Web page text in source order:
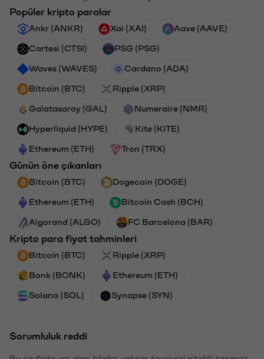
Popüler kripto paralar
Ankr (ANKR) Xai (XAI) Aave (AAVE)
Cartesi (CTSI) PSG (PSG)
Waves (WAVES) Cardano (ADA)
Bitcoin (BTC) Ripple (XRP)
Galatasaray (GAL) Numeraire (NMR)
Hyperliquid (HYPE) Kite (KITE)
Ethereum (ETH) Tron (TRX)
Günün öne çıkanları
Bitcoin (BTC) Dogecoin (DOGE)
Ethereum (ETH) Bitcoin Cash (BCH)
Algorand (ALGO) FC Barcelona (BAR)
Kripto para fiyat tahminleri
Bitcoin (BTC) Ripple (XRP)
Bonk (BONK) Ethereum (ETH)
Solana (SOL) Synapse (SYN)
Sorumluluk reddi